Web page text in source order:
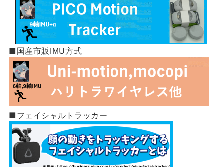
■国産市販IMU方式
■フェイシャルトラッカー